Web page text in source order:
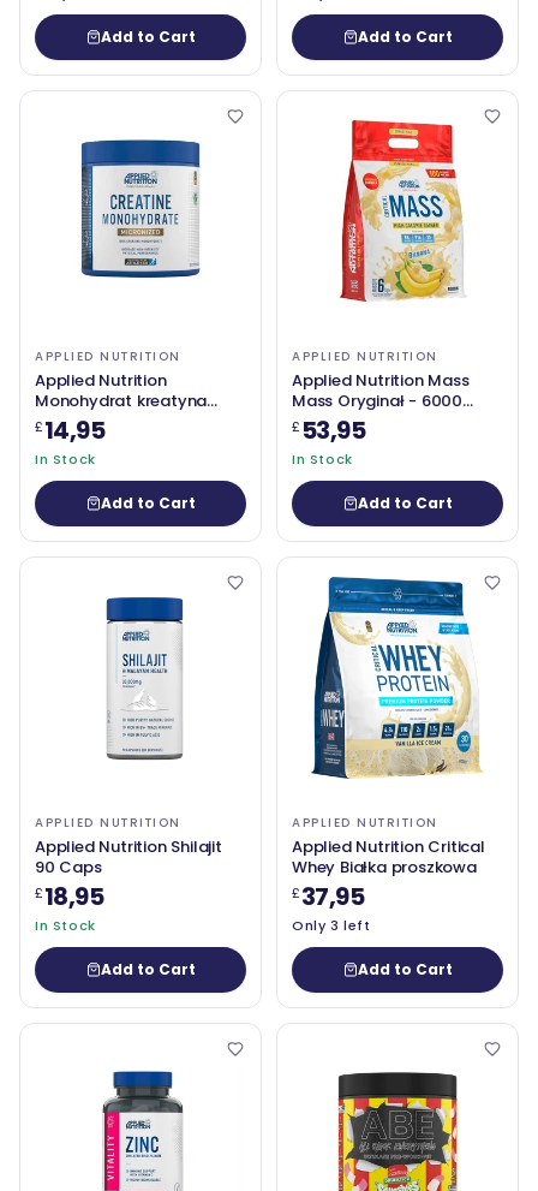
Add to Cart Add to Cart
APPLIED NUTRITION
Applied Nutrition
Monohydrat kreatyna
mikronizowana
£14,95
In Stock
Add to Cart
APPLIED NUTRITION
Applied Nutrition Mass
Mass Oryginał - 6000
gramów
£ 53,95
In Stock
Add to Cart
APPLIED NUTRITION
Applied Nutrition Shilajit
90 Caps
£18,95
In Stock
Add to Cart
APPLIED NUTRITION
Applied Nutrition Critical
Whey Białka proszkowa
£37,95
Only 3 left
Add to Cart